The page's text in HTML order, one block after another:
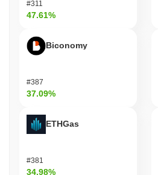
#311
47.61%
Biconomy
#387
37.09%
ETHGas
#381
34.98%